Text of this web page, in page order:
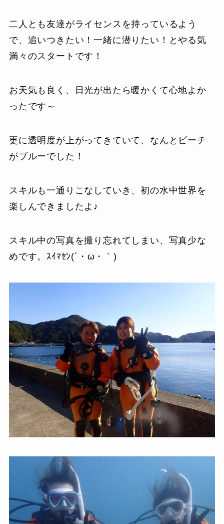
二人とも友達がライセンスを持っているよう
で、追いつきたい！一緒に潜りたい！とやる気
満々のスタートです！
お天気も良く、日光が出たら暖かくて心地よか
ったです～
更に透明度が上がってきていて、なんとビーチ
がブルーでした！
スキルも一通りこなしていき、初の水中世界を
楽しんできましたよ♪
スキル中の写真を撮り忘れてしまい、写真少な
めです。ｽｲﾏｾﾝ(´・ω・｀)